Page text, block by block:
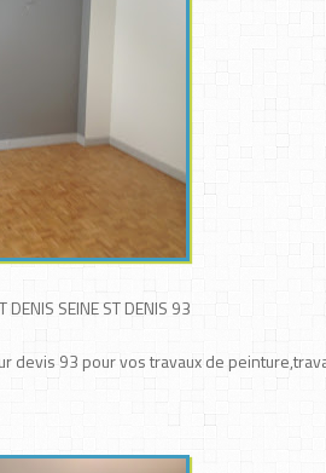
DENIS SEINE ST DENIS 93
devis 93 pour vos travaux de